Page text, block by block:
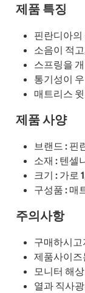
제품 특징
핀란디아
소음이 적
스프링을
통기성이
매트리스
제품 사양
브랜드 :
소재 : 텐셀
크기 : 가로
구성품 : 매
주의사항
구매하시
제품사이즈
모니터 해
열과 직사